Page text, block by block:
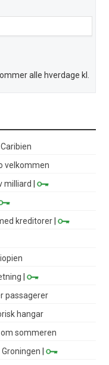
alle hverdage kl.
velkommen
milliard
|
kreditorer |
|
passagerer
hangar
sommeren
|